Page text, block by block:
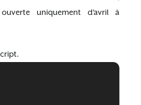
uniquement d’avril à